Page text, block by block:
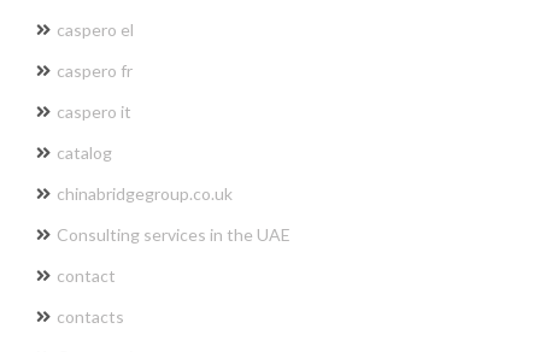
caspero el
caspero fr
caspero it
catalog
chinabridgegroup.co.uk
Consulting services in the UAE
contact
contacts